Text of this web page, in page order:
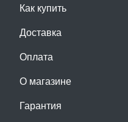
Как купить
Доставка
Оплата
О магазине
Гарантия